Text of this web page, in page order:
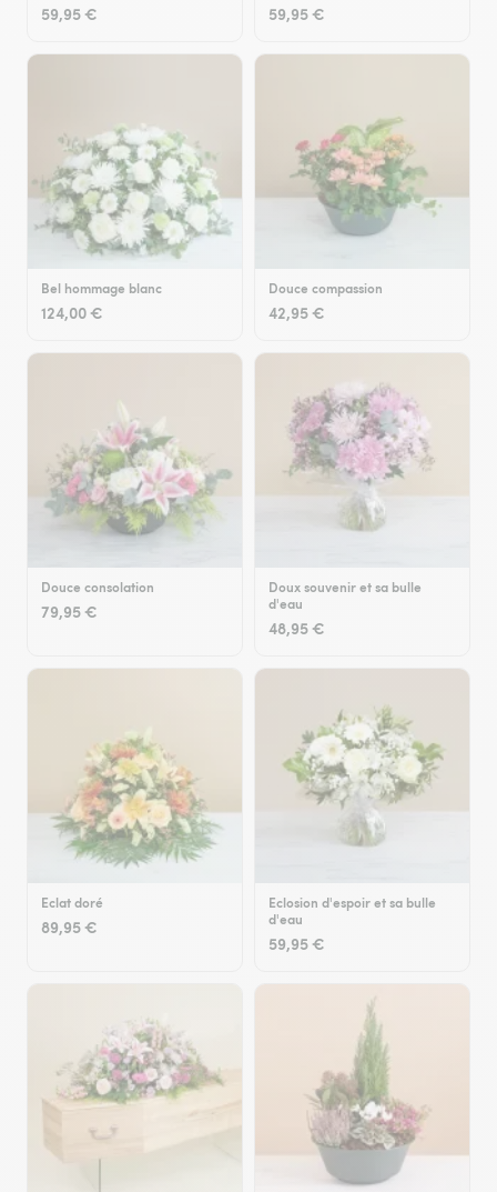
59,95 € 59,95 €
Bel hommage blanc
124,00 €
Douce compassion
42,95 €
Douce consolation
79,95 €
Doux souvenir et sa bulle
d'eau
48,95 €
Eclat doré
89,95 €
Eclosion d'espoir et sa bulle
d'eau
59,95 €